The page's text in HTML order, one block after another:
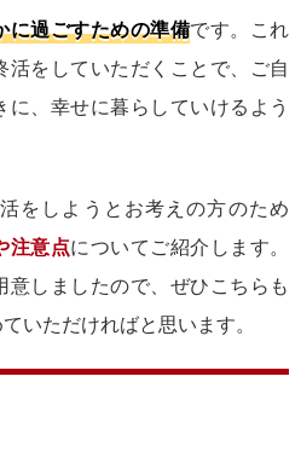
に過ごすための準備です。これ
活をしていただくことで、ご自
、幸せに暮らしていけるよう
をしようとお考えの方のため
注意点についてご紹介します。
意しましたので、ぜひこちらも
いただければと思います。